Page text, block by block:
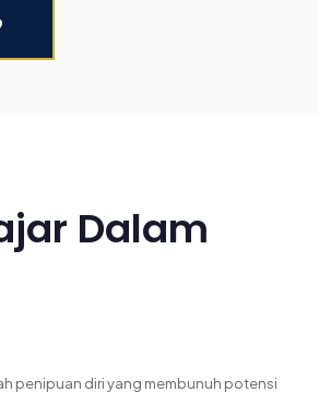
Dalam
penipuan diri yang membunuh potensi